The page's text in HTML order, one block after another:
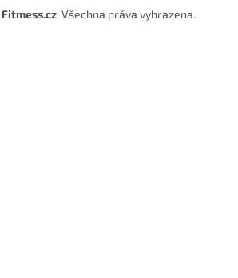
Fitmess.cz. Všechna práva vyhrazena.